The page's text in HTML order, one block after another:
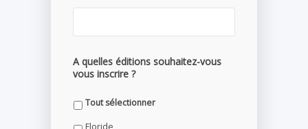
A quelles éditions souhaitez-vous
vous inscrire ?
Tout sélectionner